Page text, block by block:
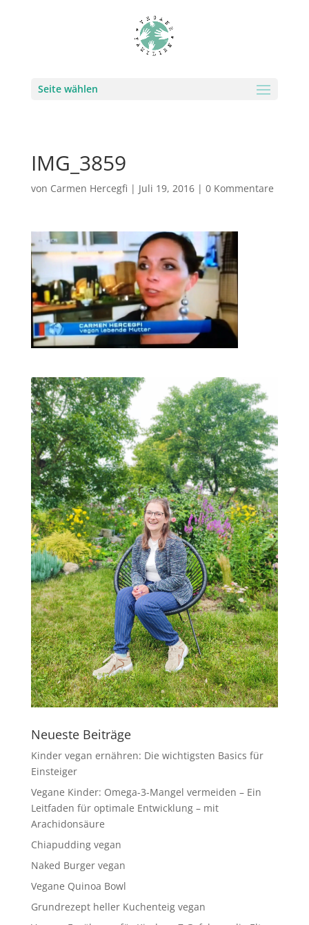
Seite wählen
IMG_3859
von Carmen Hercegfi | Juli 19, 2016| 0 Kommentare
Neueste Beiträge
Kinder vegan ernähren: Die wichtigsten Basics für
Einsteiger
Vegane Kinder: Omega-3-Mangel vermeiden – Ein
Leitfaden für optimale Entwicklung – mit
Arachidonsäure
Chiapudding vegan
Naked Burger vegan
Vegane Quinoa Bowl
Grundrezept heller Kuchenteig vegan